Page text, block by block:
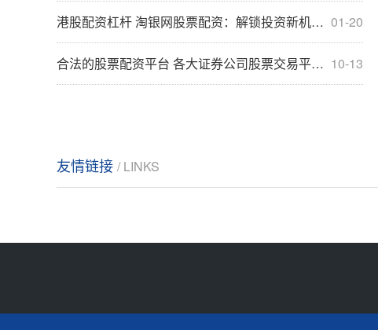
01-20
港股配资杠杆 淘银网股票配资：解锁投资新机遇，助你财富增值
10-13
合法的股票配资平台 各大证券公司股票交易平台一览
友情链接 / LINKS